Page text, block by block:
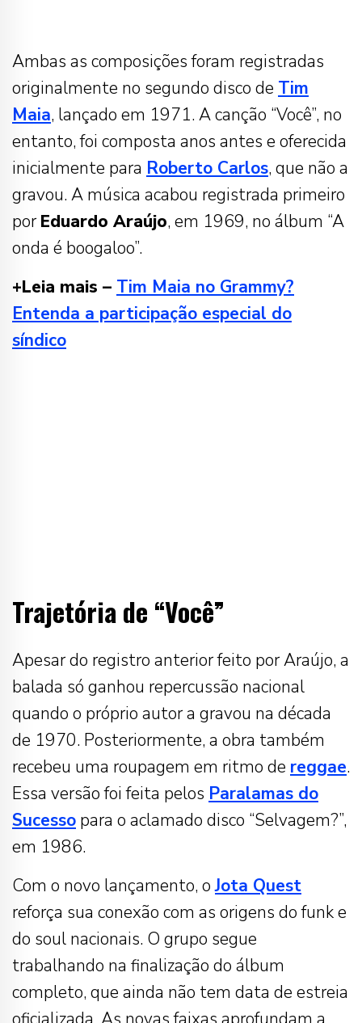
Ambas as composições foram registradas
originalmente no segundo disco de Tim
Maia, lançado em 1971. A canção “Você”, no
entanto, foi composta anos antes e oferecida
inicialmente para Roberto Carlos, que não a
gravou. A música acabou registrada primeiro
por Eduardo Araújo, em 1969, no álbum “A
onda é boogaloo”.
+Leia mais – Tim Maia no Grammy?
Entenda a participação especial do
síndico
Trajetória de “Você”
Apesar do registro anterior feito por Araújo, a
balada só ganhou repercussão nacional
quando o próprio autor a gravou na década
de 1970. Posteriormente, a obra também
recebeu uma roupagem em ritmo de reggae.
Essa versão foi feita pelos Paralamas do
Sucesso para o aclamado disco “Selvagem?”,
em 1986.
Com o novo lançamento, oJota Quest
reforça sua conexão com as origens do funk e
do soul nacionais. O grupo segue
trabalhando na finalização do álbum
completo, que ainda não tem data de estreia